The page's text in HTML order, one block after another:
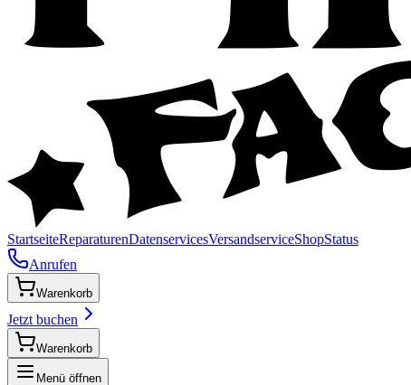
StartseiteReparaturenDatenservicesVersandserviceShopStatus
Anrufen
Warenkorb
Jetzt buchen
Warenkorb
Menü öffnen